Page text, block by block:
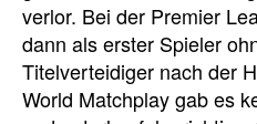
verlor. Bei der Premier
dann als erster Spieler
Titelverteidiger nach der
World Matchplay gab es